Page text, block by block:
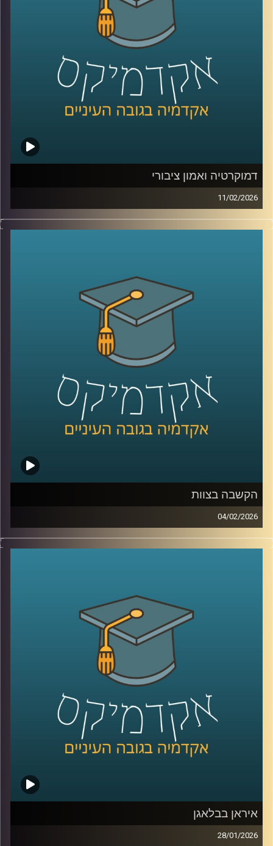
פעולה גם כשאין שלום, יצאנו לראיין את האנשים שמעצבים
את העתיד הכחול של האזור .
בפרק הזה תשמעו קולות מהכנס, רעיונות גדולים, דילמות
אמיתיות, והרבה מאוד תשוקה לחבר בין מדע, קיימות וכלכלה.
דמוקרטיה ואמון ציבורי
11/02/2026
היום אנחנו נוגעים באחת השאלות הכי בוערות בדמוקרטיה, מה
זה בעצם אמון ציבורי, למה הוא כל כך חיוני לתפקוד של מדינה,
בבית המשפט העליון, אז מה אפשר ללמוד מהמספרים, האם
זה משבר רגעי או מגמה ארוכה, למה אמון נהיה תלוי מחנה
פוליטי, ומה המשמעות של זה לתחושת הייצוג, לציות לחוק,
ולחוסן החברתי, כדי לעשות סדר הזמנו את פרופ׳ אמנון כוורי,
פרופסור חבר וראש המכון לחירות ואחריות בבית ספר לאודר
לממשל ודיפלומטיה באוניברסיטת רייכמן, וביחד ננסה להבין
מה עומד מאחורי הנתונים, מה המדינה והחברה יכולות לעשות
כדי לשקם את האמון שלנו?
הקשבה בצוות
04/02/2026
בעולם הניהול והחיים האישיים מדברים הרבה על תקשורת
טובה, אבל הרבה פחות על הקשבה אמיתית, כזו שמשנה
שהיא למעשה מנגנון עמוק שמכתיב אם צוותים ידברו וישתפו
ידע, ואם משפחות ירגישו מובנות או מתוסכלות. בפרק הזה
אנחנו מדברים על האופן שבו סגנון ההקשבה של מנהל, הורה
או בן משפחה מעצב את איכות הדיאלוג סביבו.
יחד עם ד״ר אסנת בוסקילה־ים, יועצת ארגונית ומרצה
באוניברסיטת רייכמן, נבחן למה הקשבה כל כך מאתגרת, למה
נאומים הם האויב שלה, ומה ההבדל בין הקשבה אישית,
הקשבה בצוות והקשבה במשפחה, ואיך שינוי קטן באופן
ההקשבה יכול לייצר שינוי גדול ביחסים?
איראן בבלאגן
28/01/2026